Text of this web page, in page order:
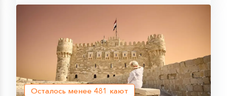
Осталось менее 481 кают